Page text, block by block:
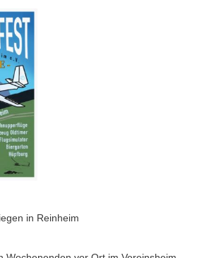
in Reinheim